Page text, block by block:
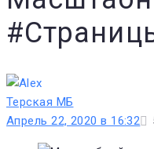
Терская МБ
Апрель 22, 2020 в 16:32